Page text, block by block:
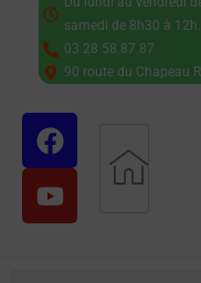
samedi de 8h30 à 12h.
03 28 58 87 87
90 route du Chapeau